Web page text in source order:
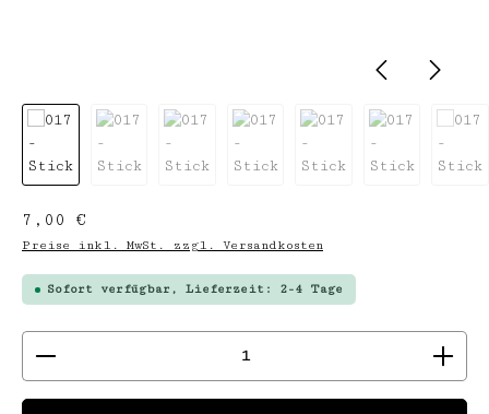
Regulärer Preis:
7,00 €
Preise inkl. MwSt. zzgl. Versandkosten
Sofort verfügbar, Lieferzeit: 2-4 Tage
Produkt Anzahl: Gib den gewünschten